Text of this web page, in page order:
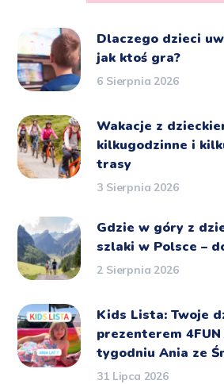
Dlaczego dzieci
jak ktoś gra?
6 Sierpnia 2026
Wakacje z
kilkugodzinne i
trasy
3 Sierpnia 2026
Gdzie w góry z
szlaki w Polsce –
2 Sierpnia 2026
Kids Lista: Twoje
prezenterem
tygodniu Ania ze
31 Lipca 2026